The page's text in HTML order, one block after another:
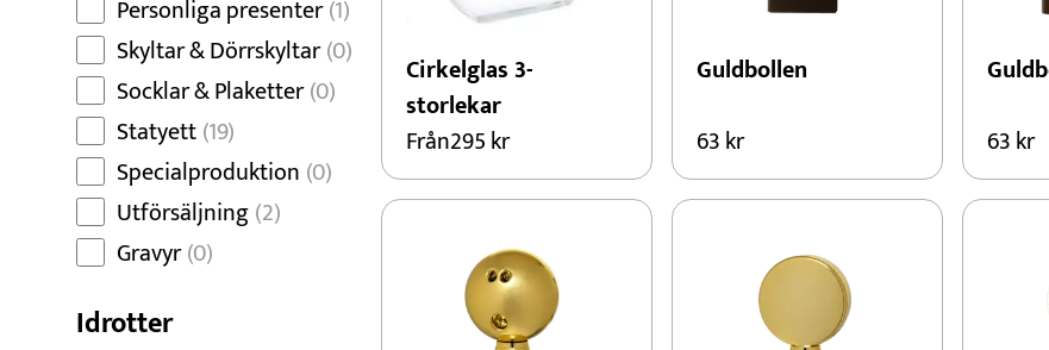
Personliga presenter(1)
Skyltar & Dörrskyltar(0)
Socklar & Plaketter(0)
Statyett(19)
Specialproduktion (0)
Utförsäljning(2)
Gravyr(0)
Idrotter
Cirkelglas 3-
storlekar
Från295kr
Guldbollen
63kr
63kr